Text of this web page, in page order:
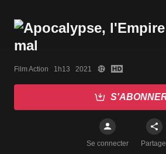
Film Action   1h13   2021
Se connecter